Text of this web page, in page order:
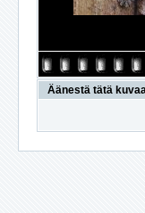
Äänestä tätä